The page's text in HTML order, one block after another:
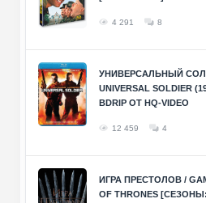
4 291 8
УНИВЕРСАЛЬНЫЙ
UNIVERSAL SOLDIER
BDRIP ОТ HQ-VIDEO
12 459 4
ИГРА ПРЕСТОЛОВ /
OF THRONES